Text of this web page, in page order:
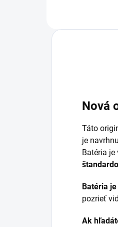
Nová
Táto
je
Batéria je
Batéria
pozrieť
Ak